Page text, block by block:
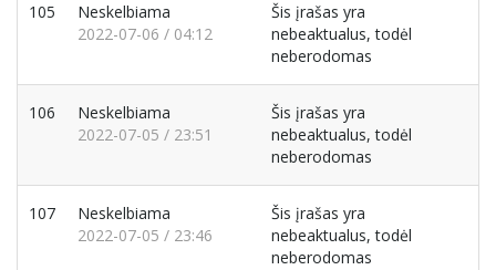
105
Neskelbiama
2022-07-06 / 04:12
Šis įrašas yra
nebeaktualus, todėl
neberodomas
106
Neskelbiama
2022-07-05 / 23:51
Šis įrašas yra
nebeaktualus, todėl
neberodomas
107
Neskelbiama
2022-07-05 / 23:46
Šis įrašas yra
nebeaktualus, todėl
neberodomas